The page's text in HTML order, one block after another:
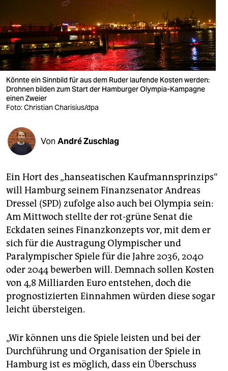
verlag
veranstaltungen
shop
fragen & hilfe
abo
genossenschaft
epaper login
Könnte ein Sinnbild für aus dem Ruder laufende Kosten werden:
Drohnen bilden zum Start der Hamburger Olympia-Kampagne
einen Zweier
Foto: Christian Charisius/dpa
Von André Zuschlag
Ein Hort des „hanseatischen Kaufmannsprinzips“
will Hamburg seinem Finanzsenator Andreas
Dressel (SPD) zufolge also auch bei Olympia sein:
Am Mittwoch stellte der rot-grüne Senat die
Eckdaten seines Finanzkonzepts vor, mit dem er
sich für die Austragung Olympischer und
Paralympischer Spiele für die Jahre 2036, 2040
oder 2044 bewerben will. Demnach sollen Kosten
von 4,8 Milliarden Euro entstehen, doch die
prognostizierten Einnahmen würden diese sogar
leicht übersteigen.
„Wir können uns die Spiele leisten und bei der
Durchführung und Organisation der Spiele in
Hamburg ist es möglich, dass ein Überschuss